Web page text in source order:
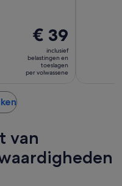
De
prijs
is
€ 39
€ 39
inclusief
belastingen en
toeslagen
per volwassene
Opent
tab
van